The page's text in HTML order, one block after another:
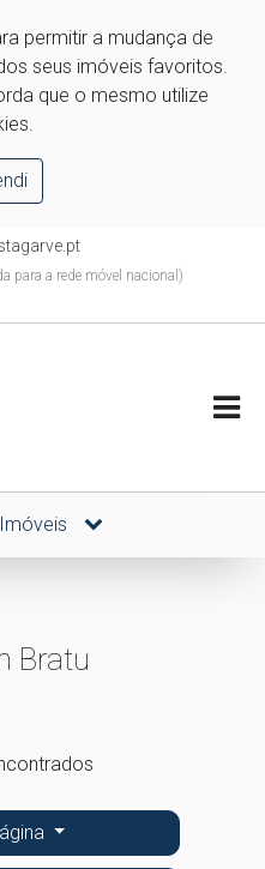
permitir a mudança de
seus imóveis favoritos.
que o mesmo utilize
para a rede móvel nacional)
Bratu